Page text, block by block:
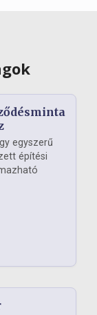
egyszerű
építési